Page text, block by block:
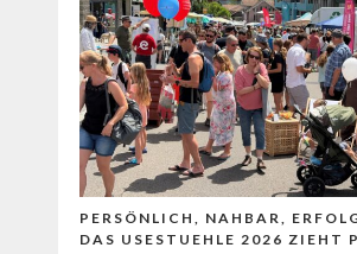
PERSÖNLICH, NAHBAR,
DAS USESTUEHLE 2026 ZIEHT